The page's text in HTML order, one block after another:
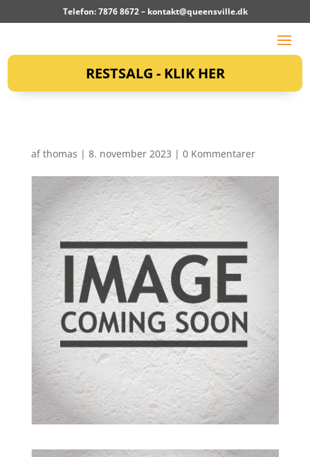
Telefon: 7876 8672 – kontakt@queensville.dk
RESTSALG - KLIK HER
afthomas | 8. november 2023 | 0 Kommentarer